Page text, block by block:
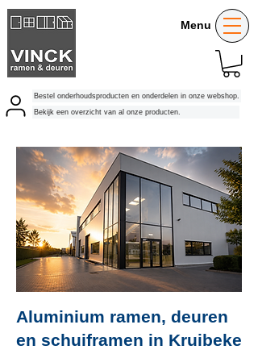
Bekijk een overzicht van al onze producten.
Bestel onderhoudsproducten en onderdelen in onze webshop.
Menu
Aluminium ramen, deuren
en schuiframen in Kruibeke